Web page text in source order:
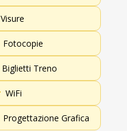
Visure
Fotocopie
Biglietti Treno
WiFi
Progettazione Grafica